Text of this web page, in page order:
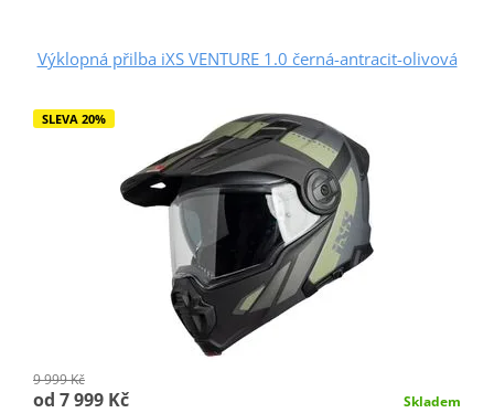
Výklopná přilba iXS VENTURE 1.0 černá-antracit-olivová
SLEVA 20%
9 999 Kč
od 7 999 Kč Skladem